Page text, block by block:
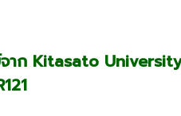
าก Kitasato